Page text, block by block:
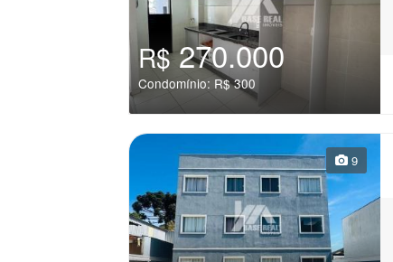
R$270.000
Condomínio: R$ 300
9